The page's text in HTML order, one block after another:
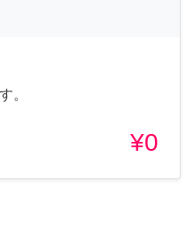
。
¥0